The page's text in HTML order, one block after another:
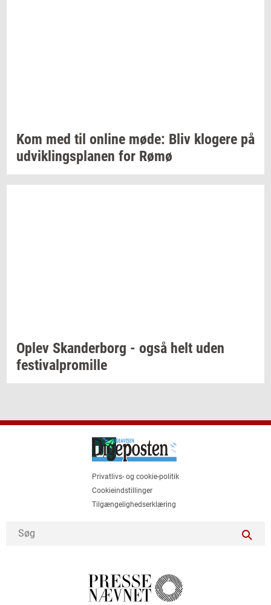
Kom med til on­li­ne møde: Bliv klo­ge­re på
ud­vik­lings­pla­nen for Rømø
Oplev Skan­der­borg - også helt uden
festi­val­pro­mil­le
Privatlivs- og cookie-politik
Cookieindstillinger
Tilgængelighedserklæring